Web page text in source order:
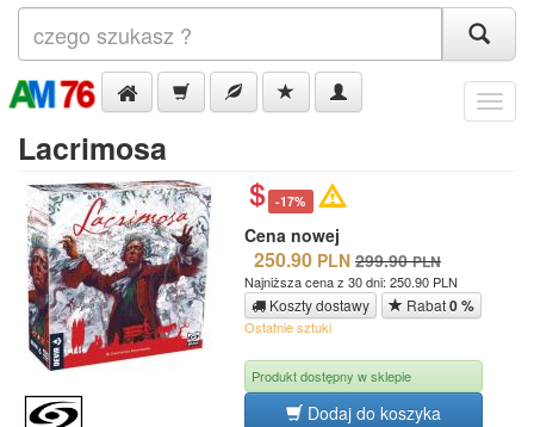
Menu
Lacrimosa
-17%
Cena nowej
250.90 PLN 299.90 PLN
Najniższa cena z 30 dni: 250.90 PLN
Koszty dostawy Rabat0 %
Ostatnie sztuki
Produkt dostępny w sklepie
Dodaj do koszyka